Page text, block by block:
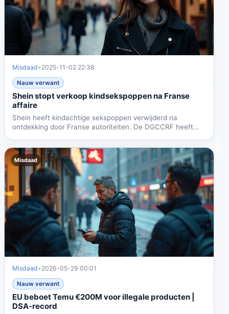
Misdaad• 2025-11-02 22:38
Nauw verwant
Shein stopt verkoop kindsekspoppen na Franse
affaire
Shein heeft kindachtige sekspoppen verwijderd na
ontdekking door Franse autoriteiten. De DGCCRF heeft
Misdaad
Misdaad• 2026-05-29 00:01
Nauw verwant
EU beboet Temu €200M voor illegale producten |
DSA-record